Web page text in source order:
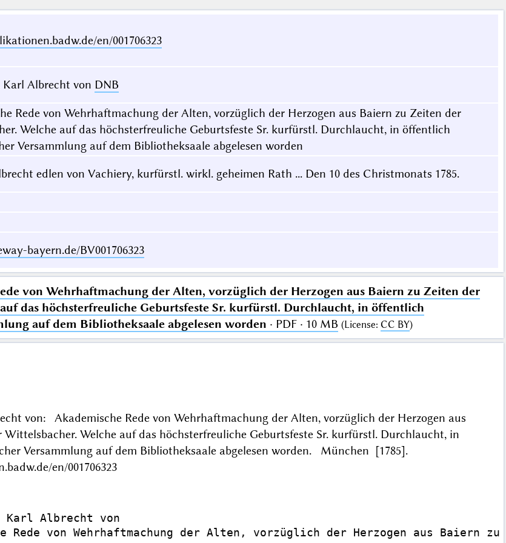
en/001706323
Karl Albrecht von DNB
Rede von Wehrhaftmachung der Alten, vorzüglich der Herzogen aus Baiern zu Zeiten der
Welche auf das höchsterfreuliche Geburtsfeste Sr. kurfürstl. Durchlaucht, in öffentlich
Versammlung auf dem Bibliotheksaale abgelesen worden
edlen von Vachiery, kurfürstl. wirkl. geheimen Rath ... Den 10 des Christmonats 1785.
bayern.de/BV001706323
von Wehrhaftmachung der Alten, vorzüglich der Herzogen aus Baiern zu Zeiten der
das höchsterfreuliche Geburtsfeste Sr. kurfürstl. Durchlaucht, in öffentlich
auf dem Bibliotheksaale abgelesen worden · PDF · 10 MB (License: CC BY)
von: Akademische Rede von Wehrhaftmachung der Alten, vorzüglich der Herzogen aus
Wittelsbacher. Welche auf das höchsterfreuliche Geburtsfeste Sr. kurfürstl. Durchlaucht, in
Versammlung auf dem Bibliotheksaale abgelesen worden. München [1785].
en/001706323
Karl Albrecht von
Rede von Wehrhaftmachung der Alten, vorzüglich der Herzogen aus